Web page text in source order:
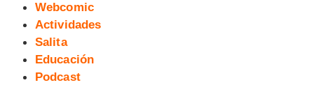
Webcomic
Actividades
Salita
Educación
Podcast